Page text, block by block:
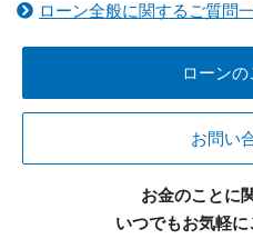
ローン全般に関するご質問
ローンの
お問い
お金のことに
いつでもお気軽に